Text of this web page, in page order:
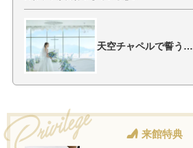
天空チャペルで誓う…
来館特典